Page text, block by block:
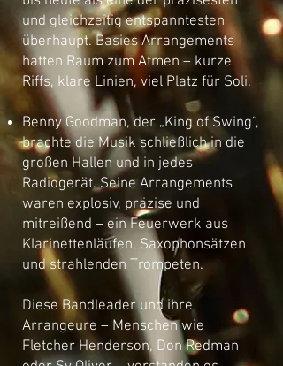
und gleichzeitig entspanntesten
überhaupt. Basies Arrangements
hatten Raum zum Atmen – kurze
Riffs, klare Linien, viel Platz für Soli.
Benny Goodman, der „King of Swing“,
brachte die Musik schließlich in die
großen Hallen und in jedes
Radiogerät. Seine Arrangements
waren explosiv, präzise und
mitreißend – ein Feuerwerk aus
Klarinettenläufen, Saxophonsätzen
und strahlenden Trompeten.
Diese Bandleader und ihre
Arrangeure – Menschen wie
Fletcher Henderson, Don Redman